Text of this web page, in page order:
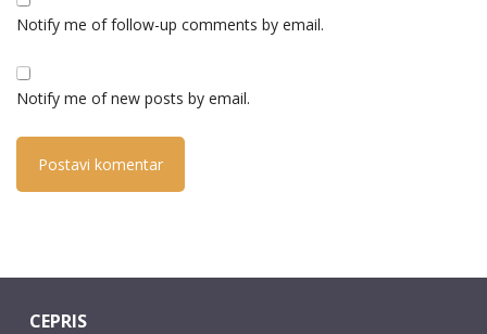
Notify me of follow-up comments by email.
Notify me of new posts by email.
CEPRIS